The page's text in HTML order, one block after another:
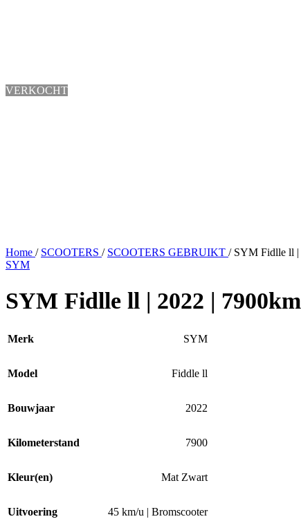
VERKOCHT
Home / SCOOTERS / SCOOTERS GEBRUIKT / SYM Fidlle ll |
SYM
SYM Fidlle ll | 2022 | 7900km
Merk SYM
Model Fiddle ll
Bouwjaar 2022
Kilometerstand 7900
Kleur(en) Mat Zwart
Uitvoering 45 km/u | Bromscooter